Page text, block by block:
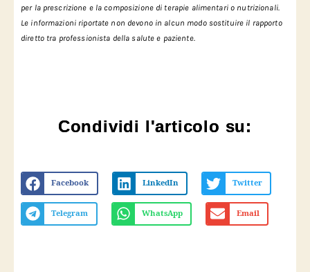
per la prescrizione e la composizione di terapie alimentari o nutrizionali.
Le informazioni riportate non devono in alcun modo sostituire il rapporto
diretto tra professionista della salute e paziente.
Condividi l'articolo su:
Facebook LinkedIn Twitter
Telegram WhatsApp Email